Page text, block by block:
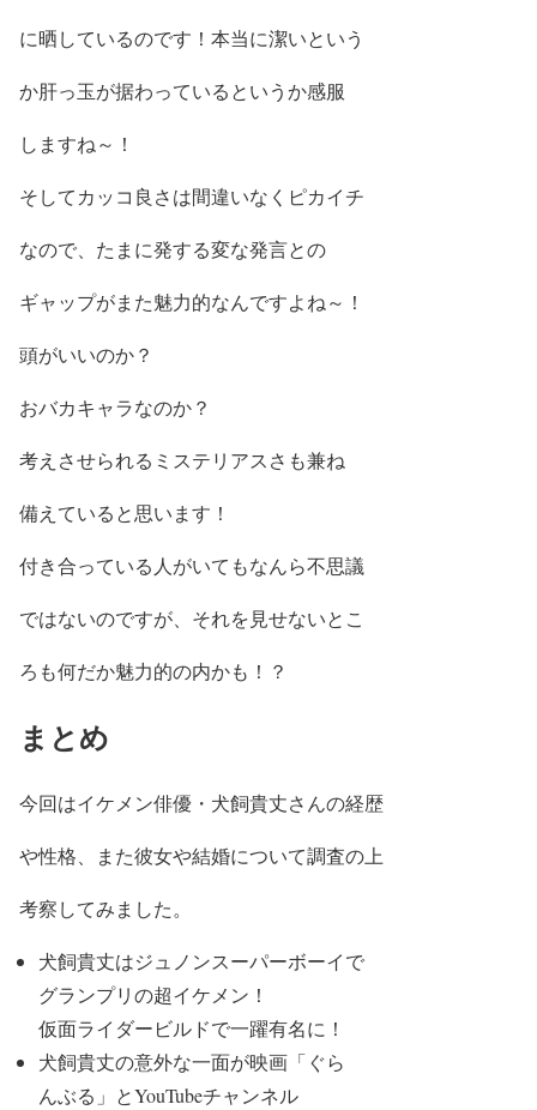
に晒しているのです！ 本当に潔いという
か肝っ玉が据わっているというか感服
しますね～！
そしてカッコ良さは間違いなくピカイチ
なので、たまに発する変な発言との
ギャップがまた魅力的なんですよね～！
頭がいいのか？
おバカキャラなのか？
考えさせられる ミステリアスさも兼ね
備え ていると思います！
付き合っている人がいてもなんら不思議
ではないのですが、それを見せないとこ
ろも何だか魅力的の内かも！？
まとめ
今回はイケメン俳優・犬飼貴丈さんの経歴
や性格、また彼女や結婚について調査の上
考察してみました。
犬飼貴丈はジュノンスーパーボーイで
グランプリの超イケメン！
仮面ライダービルドで一躍有名に！
犬飼貴丈の意外な一面が映画「ぐら
んぶる」 とYouTubeチャンネル